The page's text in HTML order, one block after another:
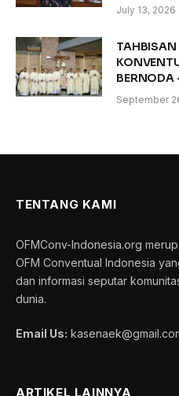
July 13, 2026
BERNODA
September
TENTANG KAMI
OFMConv-Indonesia.org
OFM Conventual Indonesia
dan informasi seputar
dunia.
Email Us:
ARTIKEL LAINNYA